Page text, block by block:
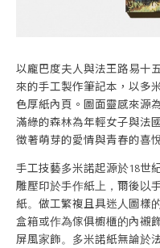
以龐巴度夫人與法王路易十
來的手工製作筆記本，以多
色厚紙內頁。圖面靈感來源
滿綠的森林為年輕女子與法
徵著萌芽的愛情與青春的喜
手工技藝多米諾起源於18世
雕壓印於手作紙上，爾後以
紙。做工繁複且具迷人圖樣
盒箱或作為傢俱櫥櫃的內襯
屏風家飾。多米諾紙無論於